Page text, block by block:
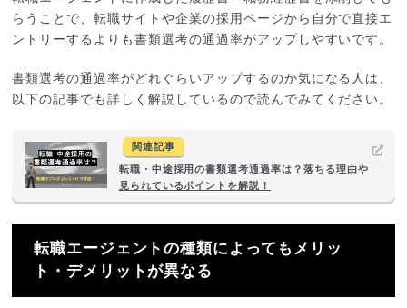
らうことで、転職サイトや企業の採用ページから自分で直接エ
ントリーするよりも書類選考の通過率がアップしやすいです。
書類選考の通過率がどれぐらいアップするのか気になる人は、
以下の記事でも詳しく解説しているので読んでみてください。
関連記事
転職・中途採用の書類選考通過率は？落ちる理由や
見られているポイントを解説！
転職エージェントの種類によってもメリッ
ト・デメリットが異なる